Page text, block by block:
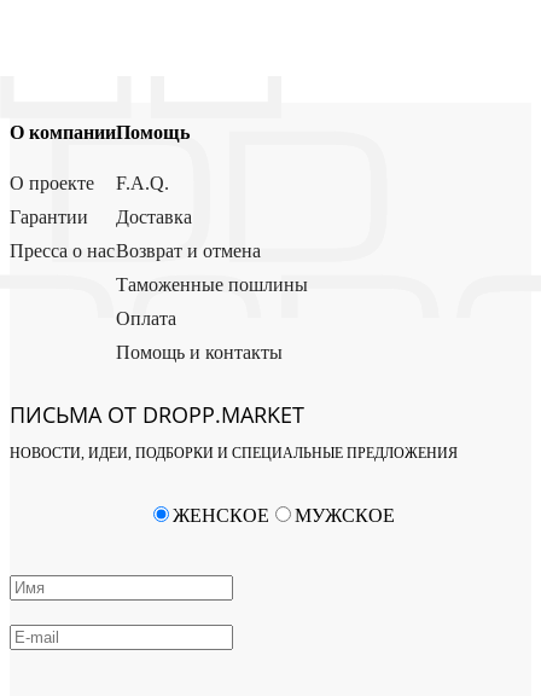
О компании
О проекте
Гарантии
Пресса о нас
Помощь
F.A.Q.
Доставка
Возврат и отмена
Таможенные пошлины
Оплата
Помощь и контакты
ПИСЬМА ОТ DROPP.MARKET
НОВОСТИ, ИДЕИ, ПОДБОРКИ И СПЕЦИАЛЬНЫЕ ПРЕДЛОЖЕНИЯ
ЖЕНСКОЕ МУЖСКОЕ